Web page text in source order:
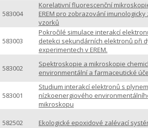
583004
Korelativní fluorescenční
EREM pro zobrazování
vzorků
583003
Pokročilé simulace interakcí
detekci sekundárních elektronů při
experimentech v EREM.
583002
Spektroskopie a mikroskopie
environmentální a farmaceutické
583001
Studium interakcí elektronů s
nízkoenergiového
mikroskopu
582502 Ekologické epoxidové zalévací